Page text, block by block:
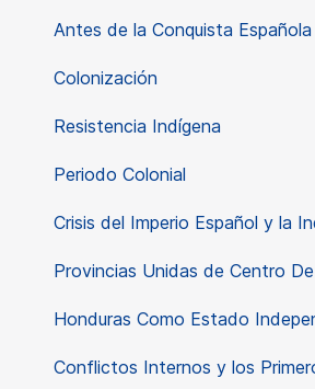
Antes de la Conquista Española
Colonización
Resistencia Indígena
Periodo Colonial
Crisis del Imperio Español y la
Provincias Unidas de Centro
Honduras Como Estado
Conflictos Internos y los